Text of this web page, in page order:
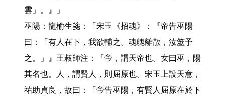
雲」。』」
巫陽：龍榆生箋：「宋玉《招魂》：『帝告巫陽
曰：「有人在下，我欲輔之。魂魄離散，汝筮予
之。」』王叔師注：『帝，謂天帝也。女曰巫，陽
其名也。人，謂賢人，則屈原也。宋玉上設天意，
祐助貞良，故曰：「帝告巫陽，有賢人屈原在於下